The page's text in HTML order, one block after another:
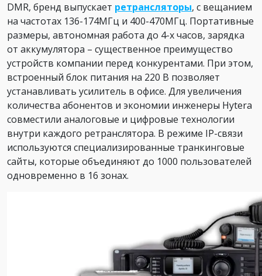
DMR, бренд выпускает ретрансляторы, с вещанием
на частотах 136-174МГц и 400-470МГц. Портативные
размеры, автономная работа до 4-х часов, зарядка
от аккумулятора – существенное преимущество
устройств компании перед конкурентами. При этом,
встроенный блок питания на 220 В позволяет
устанавливать усилитель в офисе. Для увеличения
количества абонентов и экономии инженеры Hytera
совместили аналоговые и цифровые технологии
внутри каждого ретранслятора. В режиме IP-связи
используются специализированные транкинговые
сайты, которые объединяют до 1000 пользователей
одновременно в 16 зонах.